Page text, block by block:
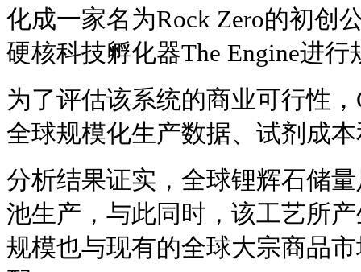
化成一家名为Rock Zero的初创
硬核科技孵化器The Engine进
为了评估该系统的商业可行性
全球规模化生产数据、试剂成
分析结果证实，全球锂辉石储
池生产，与此同时，该工艺所
规模也与现有的全球大宗商品